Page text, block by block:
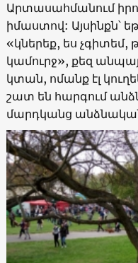
Արտասահմանում
իմաստով: Այսինքն՝
«կներեք, ես չգիտեմ,
կամուրջ», քեզ
կտան, ոմանք էլ
շատ են հարգում
մարդկանց